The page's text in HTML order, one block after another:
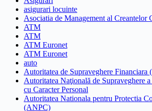
asigurari locuinte
Asociatia de Management al Creantelor
ATM
ATM
ATM Euronet
ATM Euronet
auto
Autoritatea de Supraveghere Financiara
Autoritatea Naţională de Supraveghere
cu Caracter Personal
Autoritatea Nationala pentru Protectia
(ANPC)